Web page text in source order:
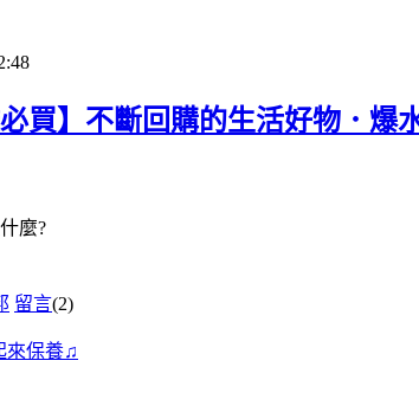
必買】不斷回購的生活好物．
麼?
留言(2)
來保養♫